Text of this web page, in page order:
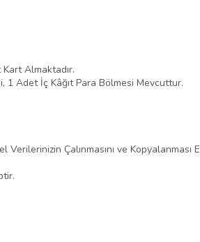
Almaktadır.
1 Adet İç Kâğıt Para Bölmesi Mevcuttur.
Çalınmasını ve Kopyalanması